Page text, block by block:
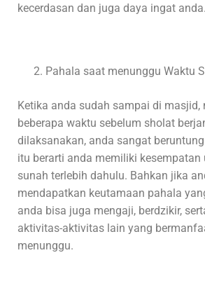
kecerdasan dan juga daya ingat anda.
Pahala saat menunggu Waktu
Ketika anda sudah sampai di masjid,
beberapa waktu sebelum sholat
dilaksanakan, anda sangat
itu berarti anda memiliki kesempatan
sunah terlebih dahulu. Bahkan jika
mendapatkan keutamaan pahala
anda bisa juga mengaji, berdzikir,
aktivitas-aktivitas lain yang
menunggu.